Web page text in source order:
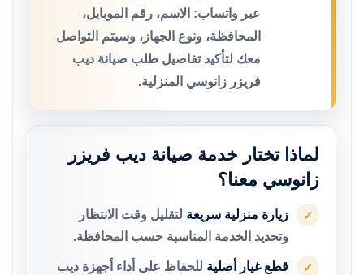
عبر واتساب: الاسم، رقم الموبايل،
المحافظة، ونوع الجهاز، وسيتم التواصل
معك لتأكيد تفاصيل طلب صيانة ديب
فريزر زانوسي المنزلية.
لماذا تختار خدمة صيانة ديب فريزر
زانوسي معنا؟
✓ زيارة منزلية سريعة لتقليل وقت الانتظار
وتحديد الخدمة المناسبة حسب المحافظة.
✓ قطع غيار أصلية للحفاظ على أداء أجهزة ديب